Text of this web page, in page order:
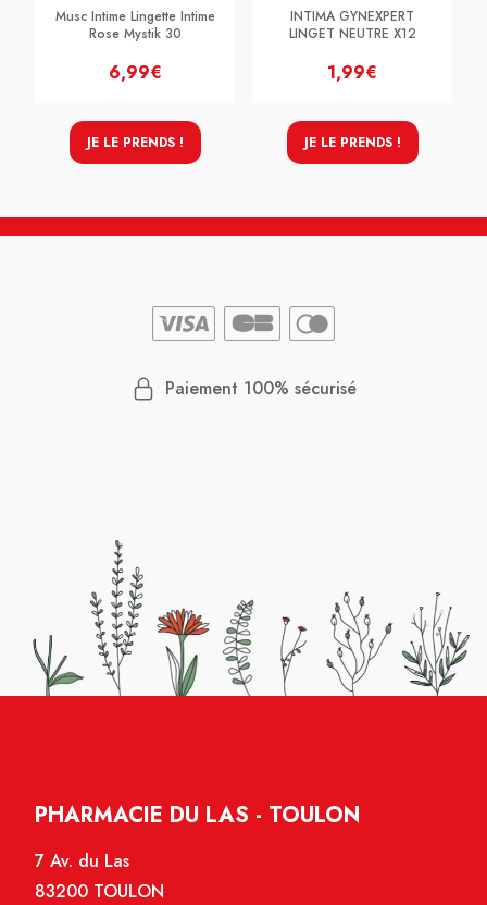
Musc Intime Lingette Intime
Rose Mystik 30
6,99€
JE LE PRENDS !
INTIMA GYNEXPERT
LINGET NEUTRE X12
1,99€
JE LE PRENDS !
Paiement 100% sécurisé
PHARMACIE DU LAS - TOULON
7 Av. du Las
83200 TOULON